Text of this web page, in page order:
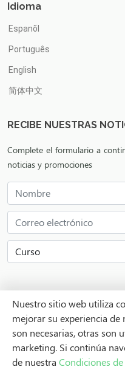
Idioma
Espanõl
Português
English
简体中文
RECIBE NUESTRAS
Complete el formulario a
noticias y promociones
© CopyrightClase de
Nuestro sitio web utiliza
mejorar su experiencia de
son necesarias, otras son
marketing. Si continúa
de nuestra Condiciones